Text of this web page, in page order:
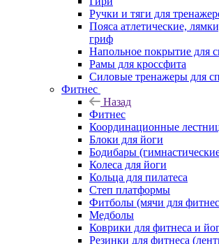
Ручки и тяги для
Пояса атлетические,
гриф
Напольное покрытие для
Рамы для кроссфита
Силовые тренажеры для
Фитнес
Назад
Фитнес
Координационные
Блоки для йоги
Бодибары
Колеса для йоги
Кольца для пилатеса
Степ платформы
Фитболы (мячи для
Медболы
Коврики для фитнеса и
Резинки для фитнеса